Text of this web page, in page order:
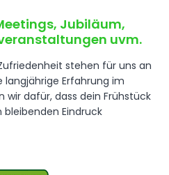
Jubiläum,
uvm.
stehen für uns an
langjährige Erfahrung im
wir dafür, dass dein Frühstück
Eindruck